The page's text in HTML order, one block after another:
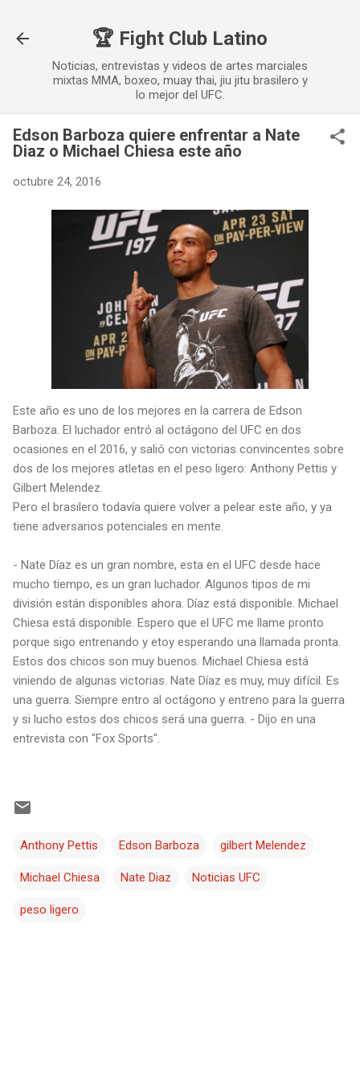
🏆 Fight Club Latino
Noticias, entrevistas y videos de artes marciales
mixtas MMA, boxeo, muay thai, jiu jitu brasilero y
lo mejor del UFC.
Edson Barboza quiere enfrentar a Nate
Diaz o Michael Chiesa este año
octubre 24, 2016
Este año es uno de los mejores en la carrera de Edson
Barboza. El luchador entró al octágono del UFC en dos
ocasiones en el 2016, y salió con victorias convincentes sobre
dos de los mejores atletas en el peso ligero: Anthony Pettis y
Gilbert Melendez.
Pero el brasilero todavía quiere volver a pelear este año, y ya
tiene adversarios potenciales en mente.
- Nate Díaz es un gran nombre, esta en el UFC desde hace
mucho tiempo, es un gran luchador. Algunos tipos de mi
división están disponibles ahora. Díaz está disponible. Michael
Chiesa está disponible. Espero que el UFC me llame pronto
porque sigo entrenando y etoy esperando una llamada pronta.
Estos dos chicos son muy buenos. Michael Chiesa está
viniendo de algunas victorias. Nate Díaz es muy, muy difícil. Es
una guerra. Siempre entro al octágono y entreno para la guerra
y si lucho estos dos chicos será una guerra. - Dijo en una
entrevista con "Fox Sports".
Anthony Pettis Edson Barboza gilbert Melendez
Michael Chiesa Nate Diaz Noticias UFC
peso ligero